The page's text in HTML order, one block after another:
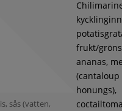
sås (vatten,
frukt/
ananas,
(cantaloup
honungs),